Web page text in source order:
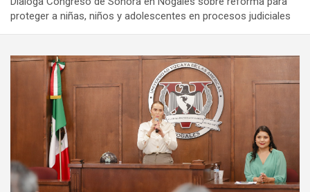
proteger a niñas, niños y adolescentes en procesos judiciales